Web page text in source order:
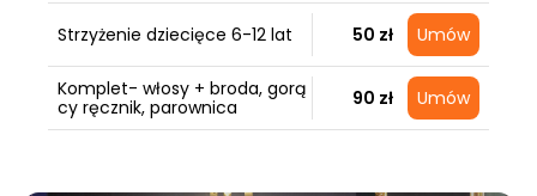
Strzyżenie dziecięce 6-12 lat 50 zł Umów
Komplet- włosy + broda, gorą
cy ręcznik, parownica
90 zł Umów